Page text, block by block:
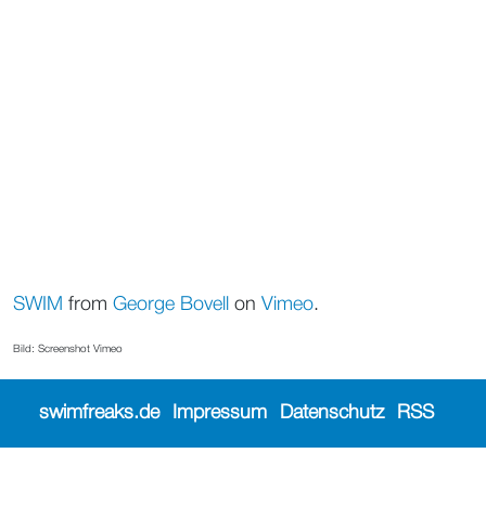
SWIM from George Bovell on Vimeo.
Bild: Screenshot Vimeo
swimfreaks.de Impressum Datenschutz RSS